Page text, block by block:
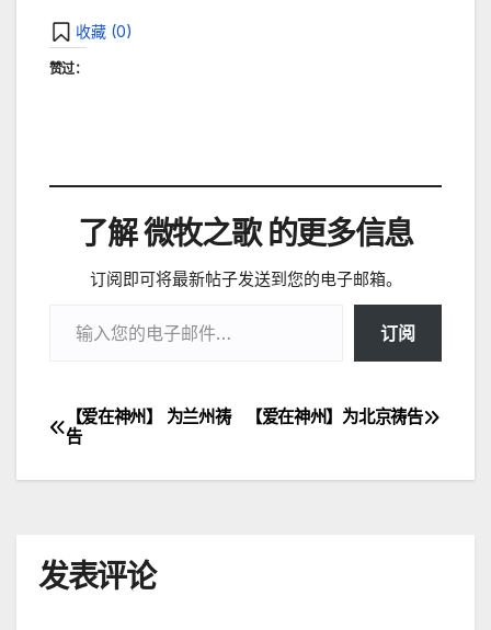
收藏 (0)
赞过：
了解 微牧之歌 的更多信息
订阅即可将最新帖子发送到您的电子邮箱。
订阅
文
章
航
【爱在神州】为北京祷告
【爱在神州】 为兰州祷
告
发表评论